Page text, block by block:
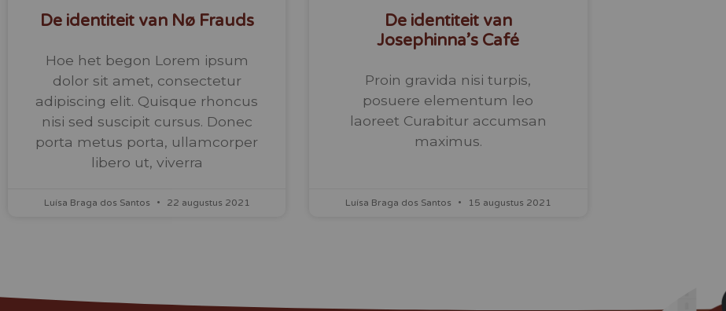
De identiteit van Nø Frauds
Hoe het begon Lorem ipsum
dolor sit amet, consectetur
adipiscing elit. Quisque rhoncus
nisi sed suscipit cursus. Donec
porta metus porta, ullamcorper
libero ut, viverra
Luísa Braga dos Santos 22 augustus 2021
De identiteit van
Josephinna’s Café
Proin gravida nisi turpis,
posuere elementum leo
laoreet Curabitur accumsan
maximus.
Luísa Braga dos Santos 15 augustus 2021